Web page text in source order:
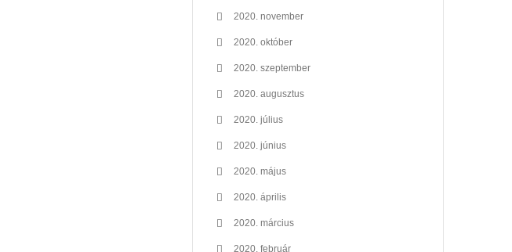
2020. november
2020. október
2020. szeptember
2020. augusztus
2020. július
2020. június
2020. május
2020. április
2020. március
2020. február